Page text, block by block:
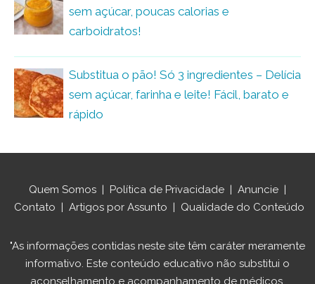
sem açúcar, poucas calorias e
carboidratos!
Substitua o pão! Só 3 ingredientes – Delícia
sem açúcar, farinha e leite! Fácil, barato e
rápido
Quem Somos Política de Privacidade Anuncie
Contato
Artigos por Assunto Qualidade do Conteúdo
"As informações contidas neste site têm caráter meramente
informativo. Este conteúdo educativo não substitui o
aconselhamento e acompanhamento de médicos,